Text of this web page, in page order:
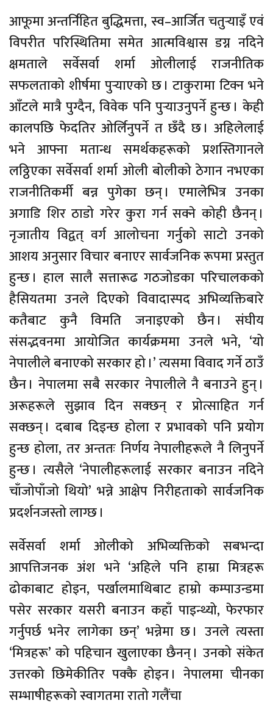
आफूमा अन्तर्निहित बुद्धिमत्ता, स्व–आर्जित चतुर्‍याइँ एवं
विपरीत परिस्थितिमा समेत आत्मविश्वास डग्न नदिने
क्षमताले सर्वेसर्वा शर्मा ओलीलाई राजनीतिक
सफलताको शीर्षमा पुर्‍याएको छ । टाकुरामा टिक्न भने
आँटले मात्रै पुग्दैन, विवेक पनि पुर्‍याउनुपर्ने हुन्छ । केही
कालपछि फेदतिर ओर्लिनुपर्ने त छँदै छ । अहिलेलाई
भने आफ्ना मतान्ध समर्थकहरूको प्रशस्तिगानले
लठ्ठिएका सर्वेसर्वा शर्मा ओली बोलीको ठेगान नभएका
राजनीतिकर्मी बन्न पुगेका छन् । एमालेभित्र उनका
अगाडि शिर ठाडो गरेर कुरा गर्न सक्ने कोही छैनन् ।
नृजातीय विद्वत् वर्ग आलोचना गर्नुको साटो उनको
आशय अनुसार विचार बनाएर सार्वजनिक रूपमा प्रस्तुत
हुन्छ । हाल सालै सत्तारूढ गठजोडका परिचालकको
हैसियतमा उनले दिएको विवादास्पद अभिव्यक्तिबारे
कतैबाट कुनै विमति जनाइएको छैन । संघीय
संसद्भवनमा आयोजित कार्यक्रममा उनले भने, ‘यो
नेपालीले बनाएको सरकार हो ।’ त्यसमा विवाद गर्ने ठाउँ
छैन । नेपालमा सबै सरकार नेपालीले नै बनाउने हुन् ।
अरूहरूले सुझाव दिन सक्छन् र प्रोत्साहित गर्न
सक्छन् । दबाब दिइन्छ होला र प्रभावको पनि प्रयोग
हुन्छ होला, तर अन्ततः निर्णय नेपालीहरूले नै लिनुपर्ने
हुन्छ । त्यसैले ‘नेपालीहरूलाई सरकार बनाउन नदिने
चाँजोपाँजो थियो’ भन्ने आक्षेप निरीहताको सार्वजनिक
प्रदर्शनजस्तो लाग्छ ।
सर्वेसर्वा शर्मा ओलीको अभिव्यक्तिको सबभन्दा
आपत्तिजनक अंश भने ‘अहिले पनि हाम्रा मित्रहरू
ढोकाबाट होइन, पर्खालमाथिबाट हाम्रो कम्पाउन्डमा
पसेर सरकार यसरी बनाउन कहाँ पाइन्थ्यो, फेरफार
गर्नुपर्छ भनेर लागेका छन्’ भन्नेमा छ । उनले त्यस्ता
‘मित्रहरू’ को पहिचान खुलाएका छैनन् । उनको संकेत
उत्तरको छिमेकीतिर पक्कै होइन । नेपालमा चीनका
सम्भाषीहरूको स्वागतमा रातो गलैंचा